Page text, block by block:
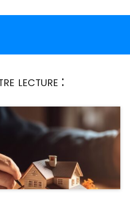
lecture :